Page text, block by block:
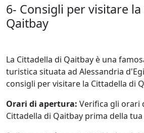
6- Consigli per visitare
Qaitbay
La Cittadella di Qaitbay è una
turistica situata ad Alessandria
consigli per visitare la Cittadella di
Orari di apertura: Verifica gli orari
Cittadella di Qaitbay prima della tua